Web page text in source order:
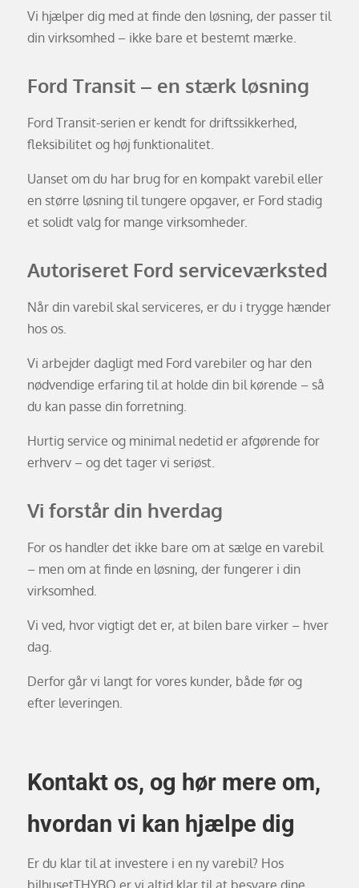
Vi hjælper dig med at finde den løsning, der passer til
din virksomhed – ikke bare et bestemt mærke.
Ford Transit – en stærk løsning
Ford Transit-serien er kendt for driftssikkerhed,
fleksibilitet og høj funktionalitet.
Uanset om du har brug for en kompakt varebil eller
en større løsning til tungere opgaver, er Ford stadig
et solidt valg for mange virksomheder.
Autoriseret Ford serviceværksted
Når din varebil skal serviceres, er du i trygge hænder
hos os.
Vi arbejder dagligt med Ford varebiler og har den
nødvendige erfaring til at holde din bil kørende – så
du kan passe din forretning.
Hurtig service og minimal nedetid er afgørende for
erhverv – og det tager vi seriøst.
Vi forstår din hverdag
For os handler det ikke bare om at sælge en varebil
– men om at finde en løsning, der fungerer i din
virksomhed.
Vi ved, hvor vigtigt det er, at bilen bare virker – hver
dag.
Derfor går vi langt for vores kunder, både før og
efter leveringen.
Kontakt os, og hør mere om,
hvordan vi kan hjælpe dig
Er du klar til at investere i en ny varebil? Hos